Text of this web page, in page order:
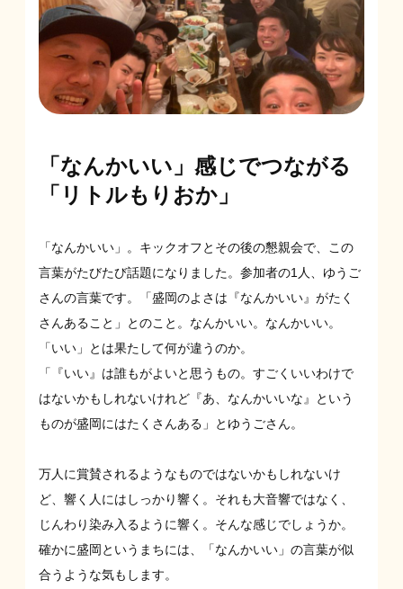
「なんかいい」感じでつながる
「リトルもりおか」
「なんかいい」。キックオフとその後の懇親会で、この
言葉がたびたび話題になりました。参加者の1人、ゆうご
さんの言葉です。「盛岡のよさは『なんかいい』がたく
さんあること」とのこと。なんかいい。なんかいい。
「いい」とは果たして何が違うのか。
「『いい』は誰もがよいと思うもの。すごくいいわけで
はないかもしれないけれど『あ、なんかいいな』という
ものが盛岡にはたくさんある」とゆうごさん。
万人に賞賛されるようなものではないかもしれないけ
ど、響く人にはしっかり響く。それも大音響ではなく、
じんわり染み入るように響く。そんな感じでしょうか。
確かに盛岡というまちには、「なんかいい」の言葉が似
合うような気もします。